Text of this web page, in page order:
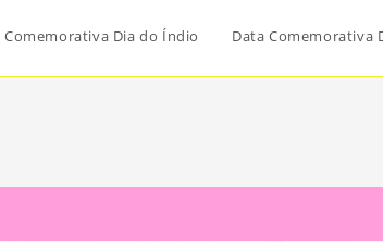
Comemorativa Dia do Índio Data Comemorativa